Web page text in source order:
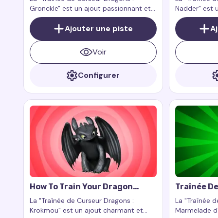
Gronckle" est un ajout passionnant et
charmant à votre expérience
numérique. Ce complément pour
l'extension de navigateur Custom
Cursor Trail ou Cursor Trails for Chrome
fonctionne exclusivement sur les pages
web.
Ajouter une piste
Voir
Configurer
Nadder" est
expérience
grandeur et
dragons sur
How To Train Your Dragon
Toothless Cursor Trail
La "Traînée de Curseur Dragons :
Krokmou" est un ajout charmant et
Traînée
D’Orange
La "Traînée
Marmelade